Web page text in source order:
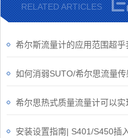
RELATED ARTICLES